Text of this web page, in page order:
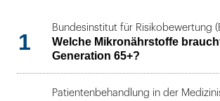
1
Bundesinstitut für Risikobewertung
Welche Mikronährstoffe
Generation 65+?
Patientenbehandlung in der